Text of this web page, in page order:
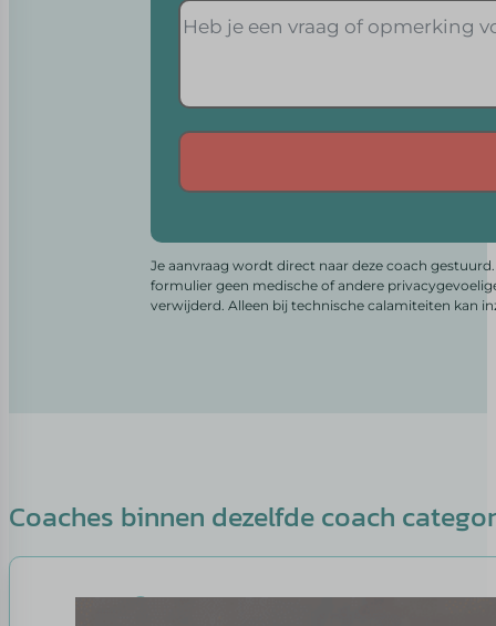
Je aanvraag wordt direct naar deze coach
formulier geen medische of andere
verwijderd. Alleen bij technische calamiteiten kan
Coaches binnen dezelfde coach